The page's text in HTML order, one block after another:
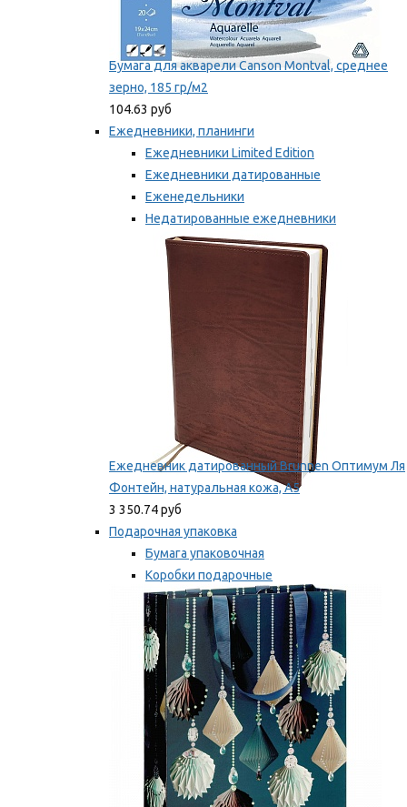
Бумага для акварели Canson Montval, среднее
зерно, 185 гр/м2
104.63 руб
Ежедневники, планинги
Ежедневники Limited Edition
Ежедневники датированные
Еженедельники
Недатированные ежедневники
Планинги
Мы рекомендуем
Ежедневник датированный Brunnen Оптимум Ля
Фонтейн, натуральная кожа, А5
3 350.74 руб
Подарочная упаковка
Бумага упаковочная
Коробки подарочные
Ленты, бобины
Мы рекомендуем